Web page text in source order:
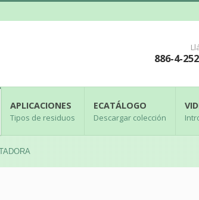
886-4-
APLICACIONES
Tipos de residuos
ECATÁLOGO
Descargar colección